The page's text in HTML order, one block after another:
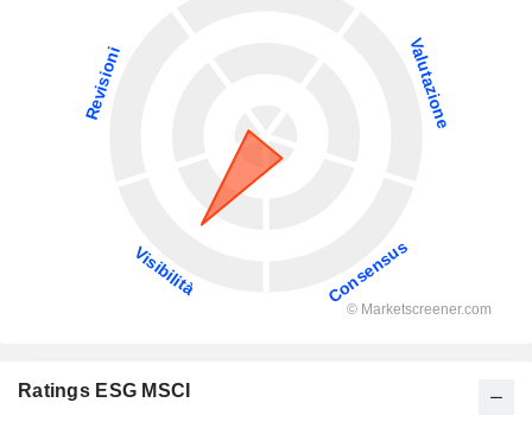
Ratings ESG MSCI